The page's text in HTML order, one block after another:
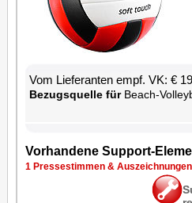
Vom Lie­fe­ran­ten empf. VK: €
Be­zugs­quel­le fürBeach-
Vor­han­de­ne Sup­port-
1 Pres­se­stim­men & Aus­zeich­nun­gen